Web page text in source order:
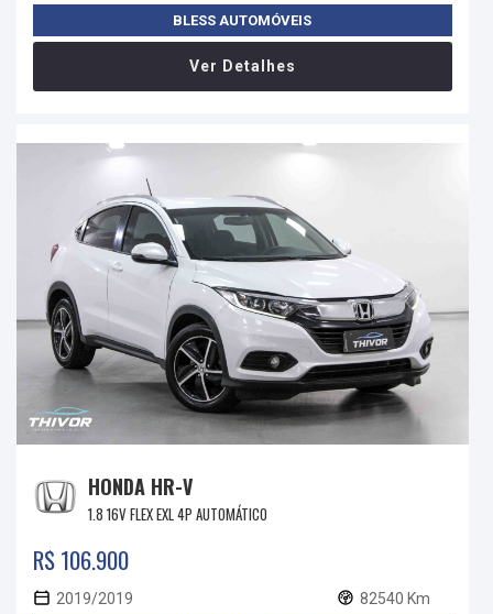
BLESS AUTOMÓVEIS
Ver Detalhes
HONDA HR-V
1.8 16V FLEX EXL 4P AUTOMÁTICO
R$ 106.900
2019/2019 82540 Km